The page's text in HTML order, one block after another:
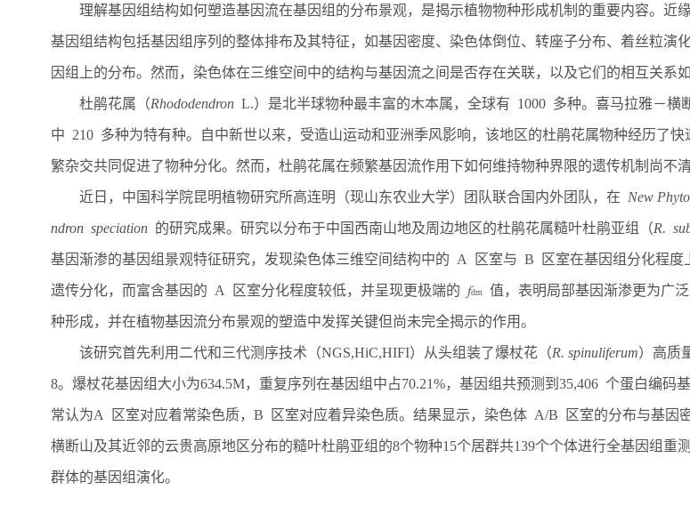
理解基因组结构如何塑造基因流在基因组的分布景观，是揭示植物物种形成机制的重要内容。近
基因组结构包括基因组序列的整体排布及其特征，如基因密度、染色体倒位、转座子分布、着丝粒演
因组上的分布。然而，染色体在三维空间中的结构与基因流之间是否存在关联，以及它们的相互关系
杜鹃花属（Rhododendron L.）是北半球物种最丰富的木本属，全球有 1000 多种。喜马拉雅－横
中 210 多种为特有种。自中新世以来，受造山运动和亚洲季风影响，该地区的杜鹃花属物种经历了
繁杂交共同促进了物种分化。 然而，杜鹃花属在频繁基因流作用下如何维持物种界限的遗传机制尚不清
近日，中国科学院昆明植物研究所高连明（现山东农业大学）团队联合国内外团队，在 New
ndron speciation 的研究成果。研究以分布于中国西南山地及周边地区的杜鹃花属糙叶杜鹃亚组（R.
基因渐渗的基因组景观特征研究，发现染色体三维空间结构中的 A 区室与 B 区室在基因组分化程
遗传分化，而富含基因的 A 区室分化程度较低，并呈现更极端的 𝑓dm 值，表明局部基因渐渗更为广
种形成，并在植物基因流分布景观的塑造中发挥关键但尚未完全揭示的作用。
该研究首先利用二代和三代测序技术（NGS,HiC,HIFI）从头组装了爆杖花（R. spinuliferum）高质
8。爆杖花基因组大小为634.5M，重复序列在基因组中占70.21%，基因组共预测到 35,406 个蛋白编码
常认为A 区室对应着常染色质， B 区室对应着异染色质。结果显示，染色体 A/B 区室的分布与基因
横断山及其近邻的云贵高原地区分布的糙叶杜鹃亚组的8个物种15个居群共139个个体进行全基因组重
群体的基因组演化。